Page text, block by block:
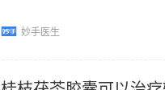
妙手医生